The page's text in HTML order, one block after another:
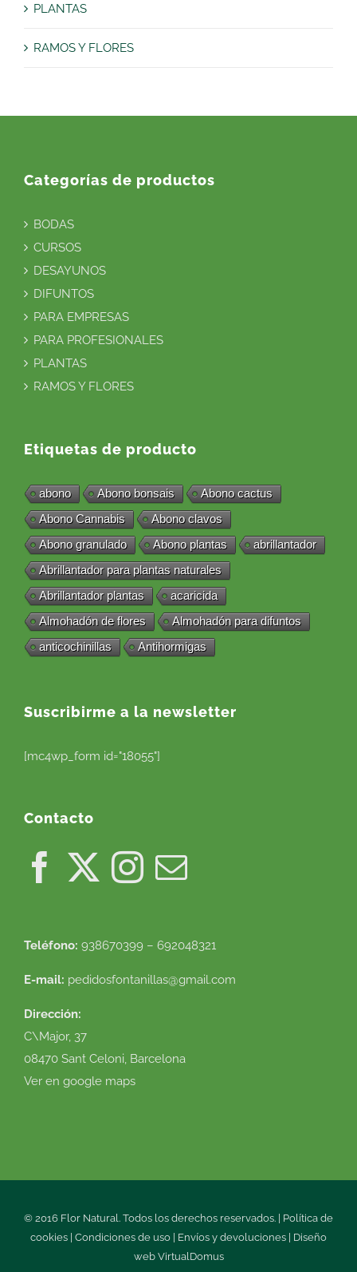
PLANTAS
RAMOS Y FLORES
Categorías de productos
BODAS
CURSOS
DESAYUNOS
DIFUNTOS
PARA EMPRESAS
PARA PROFESIONALES
PLANTAS
RAMOS Y FLORES
Etiquetas de producto
abono Abono bonsais
Abono cactus
Abono Cannabis
Abono clavos
Abono granulado
Abono plantas
abrillantador
Abrillantador para plantas naturales
Abrillantador plantas
acaricida
Almohadón de flores
Almohadón para difuntos
anticochinillas
Antihormigas
Suscribirme a la newsletter
[mc4wp_form id="18055"]
Contacto
Teléfono: 938670399 – 692048321
E-mail: pedidosfontanillas@gmail.com
Dirección:
C\Major, 37
08470 Sant Celoni, Barcelona
Ver en google maps
© 2016 Flor Natural. Todos los derechos reservados. | Política de
cookies | Condiciones de uso | Envíos y devoluciones | Diseño
web VirtualDomus